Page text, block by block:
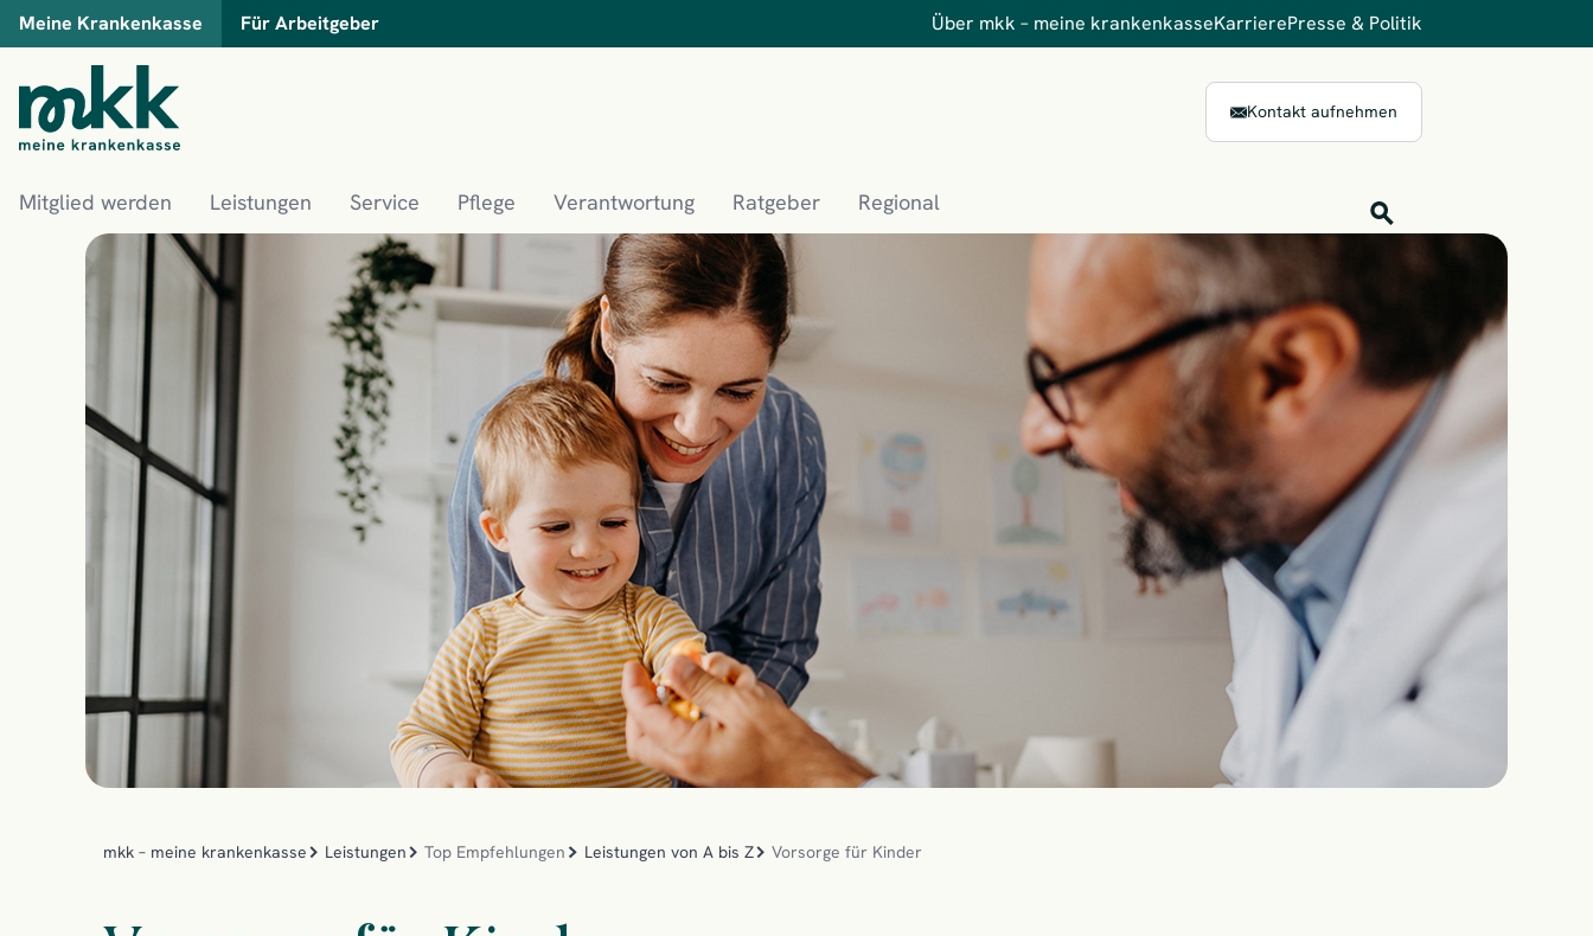
Meine Krankenkasse Für Arbeitgeber Über mkk – meine krankenkasseKarrierePresse & Politik
Kontakt aufnehmen
Finden
Mitglied werden Leistungen Service Pflege Verantwortung Ratgeber Regional
mkk – meine krankenkasse Leistungen Top Empfehlungen Leistungen von A bis Z Vorsorge für Kinder